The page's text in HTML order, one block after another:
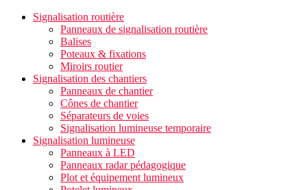
Signalisation routière
Panneaux de signalisation routière
Balises
Poteaux & fixations
Miroirs routier
Signalisation des chantiers
Panneaux de chantier
Cônes de chantier
Séparateurs de voies
Signalisation lumineuse temporaire
Signalisation lumineuse
Panneaux à LED
Panneaux radar pédagogique
Plot et équipement lumineux